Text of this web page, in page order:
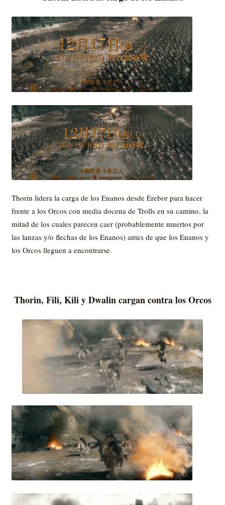
Thorin lidera la carga de los Enanos desde Erebor para hacer
frente a los Orcos con media docena de Trolls en su camino, la
mitad de los cuales parecen caer (probablemente muertos por
las lanzas y/o flechas de los Enanos) antes de que los Enanos y
los Orcos lleguen a encontrarse.
Thorin, Fili, Kili y Dwalin cargan contra los Orcos